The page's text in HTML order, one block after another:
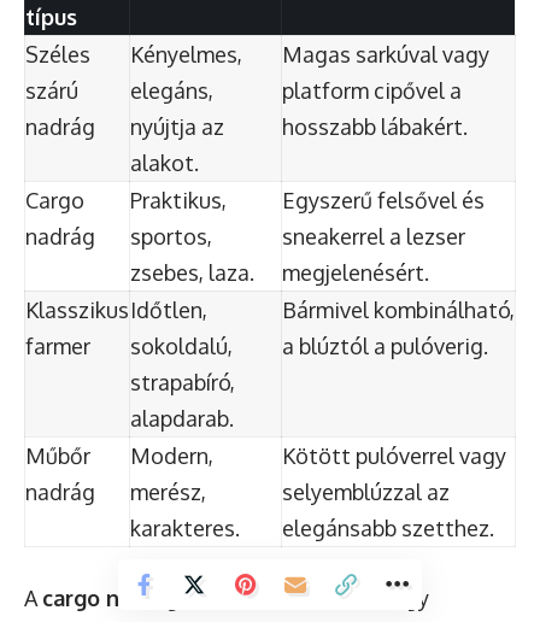
típus
Széles
szárú
nadrág
Kényelmes,
elegáns,
nyújtja az
alakot.
Magas sarkúval vagy
platform cipővel a
hosszabb lábakért.
Cargo
nadrág
Praktikus,
sportos,
zsebes, laza.
Egyszerű felsővel és
sneakerrel a lezser
megjelenésért.
Klasszikus
farmer
Időtlen,
sokoldalú,
strapabíró,
alapdarab.
Bármivel kombinálható,
a blúztól a pulóverig.
Műbőr
nadrág
Modern,
merész,
karakteres.
Kötött pulóverrel vagy
selyemblúzzal az
elegánsabb szetthez.
A cargo nadrágok is visszatértek, de egy